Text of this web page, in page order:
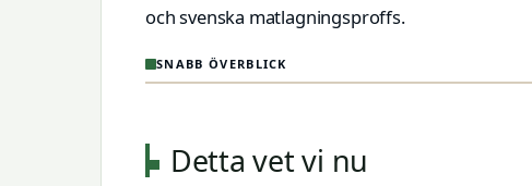
och svenska matlagningsproffs.
SNABB ÖVERBLICK
Detta vet vi nu